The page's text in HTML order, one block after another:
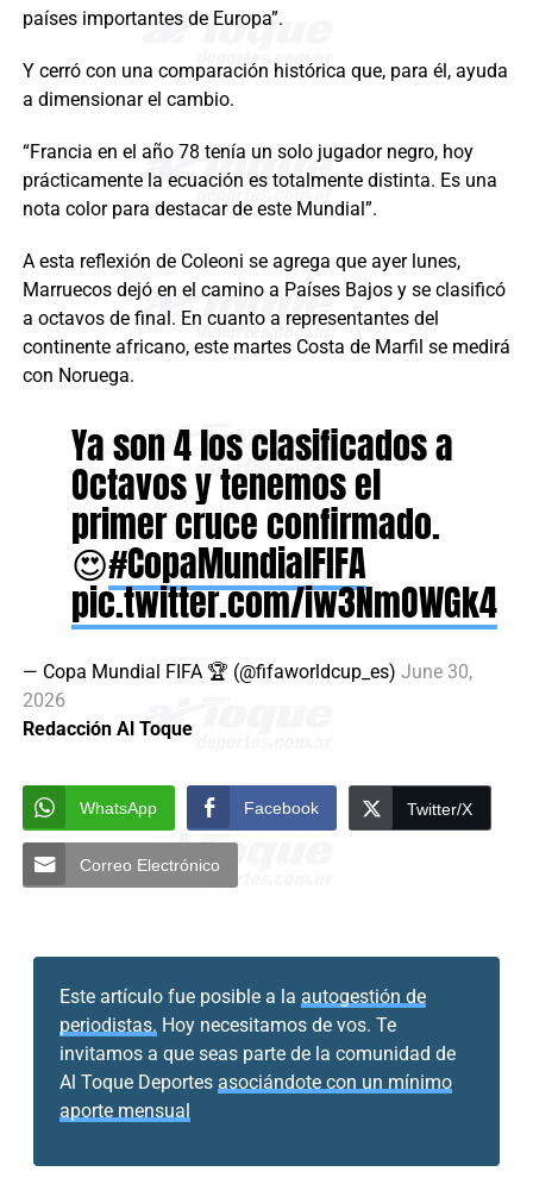
países importantes de Europa”.
Y cerró con una comparación histórica que, para él, ayuda
a dimensionar el cambio.
“Francia en el año 78 tenía un solo jugador negro, hoy
prácticamente la ecuación es totalmente distinta. Es una
nota color para destacar de este Mundial”.
A esta reflexión de Coleoni se agrega que ayer lunes,
Marruecos dejó en el camino a Países Bajos y se clasificó
a octavos de final. En cuanto a representantes del
continente africano, este martes Costa de Marfil se medirá
con Noruega.
Ya son 4 los clasificados a
Octavos y tenemos el
primer cruce confirmado.
😍#CopaMundialFIFA
pic.twitter.com/iw3NmOWGk4
— Copa Mundial FIFA 🏆 (@fifaworldcup_es) June 30,
2026
Redacción Al Toque
WhatsApp Facebook Twitter/X
Correo Electrónico
Este artículo fue posible a la autogestión de
periodistas. Hoy necesitamos de vos. Te
invitamos a que seas parte de la comunidad de
Al Toque Deportes asociándote con un mínimo
aporte mensual